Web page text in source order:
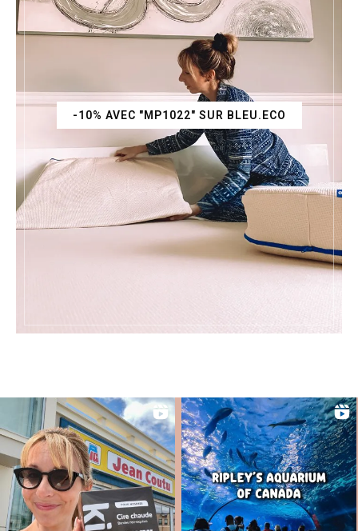
-10% AVEC "MP1022" SUR BLEU.ECO